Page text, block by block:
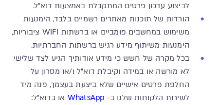
לביצוע עדכון פרטים המתקבלת באמצעות דוא"ל.
הורדות של תוכנות מאתרים רשמיים בלבד, הימנעות
משימוש במחשבים פומביים או ברשתות WIFI ציבוריות,
הימנעות משיתוף מידע רגיש ברשתות החברתיות.
בכל מקרה של חשש כי מידע אודותיך הגיע לצד שלישי
לא מורשה או במידה וקיבלת דוא"ל ו/או מסרון על
החלפת פרטים אישיים שלא ביצעת בעצמך, פנה מיד
לשירות הלקוחות שלנו ב- WhatsApp או בדוא"ל: